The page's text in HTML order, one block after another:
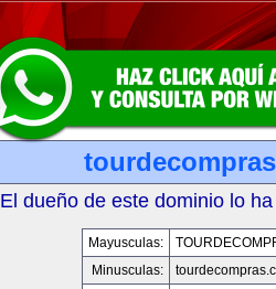
El dueño de este dominio lo
Mayusculas:
Minusculas: